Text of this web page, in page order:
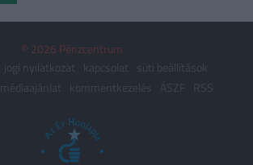
© 2026 Pénzcentrum
jogi nyilatkozat kapcsolat
süti beállítások
médiaajánlat kommentkezelés ÁSZF RSS